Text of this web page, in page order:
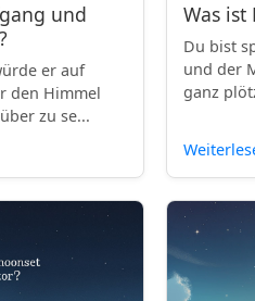
und
er auf
den Himmel
zu se...
Was
Du bist
und der
ganz